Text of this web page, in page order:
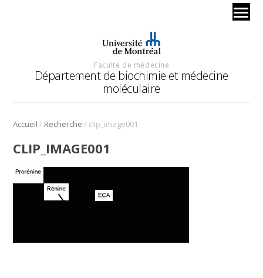
Faculté de médecine
Département de biochimie et médecine
moléculaire
Accueil / Recherche / clip_image001
CLIP_IMAGE001